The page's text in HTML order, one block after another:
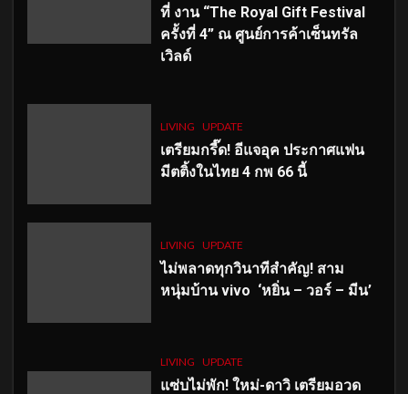
ที่ งาน “The Royal Gift Festival
ครั้งที่ 4” ณ ศูนย์การค้าเซ็นทรัล
เวิลด์
LIVING UPDATE
เตรียมกรี๊ด! อีแจอุค ประกาศแฟน
มีตติ้งในไทย 4 กพ 66 นี้
LIVING UPDATE
ไม่พลาดทุกวินาทีสำคัญ! สาม
หนุ่มบ้าน vivo ‘หยิ่น – วอร์ – มีน’
LIVING UPDATE
แซ่บไม่พัก! ใหม่-ดาวิ เตรียมอวด